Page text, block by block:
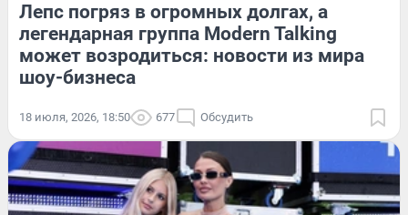
Лепс погряз в огромных долгах, а
легендарная группа Modern Talking
может возродиться: новости из мира
шоу-бизнеса
18 июля, 2026, 18:50 677 Обсудить